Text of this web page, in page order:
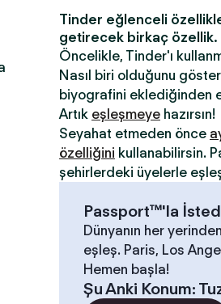
Tinder eğlenceli
getirecek birkaç özellik.
Öncelikle, Tinder'ı
Nasıl biri olduğunu
biyografini eklediğinden
Artık eşleşmeye hazırsın!
Seyahat etmeden önce
özelliğini kullanabilirsin.
şehirlerdeki üyelerle
Passport™'la
Dünyanın her
eşleş. Paris, Los
Hemen başla!
Şu Anki Konum: